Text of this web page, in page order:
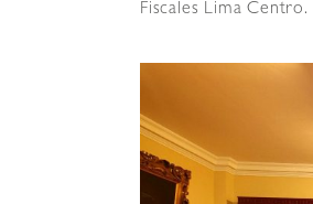
Fiscales Lima Centro.